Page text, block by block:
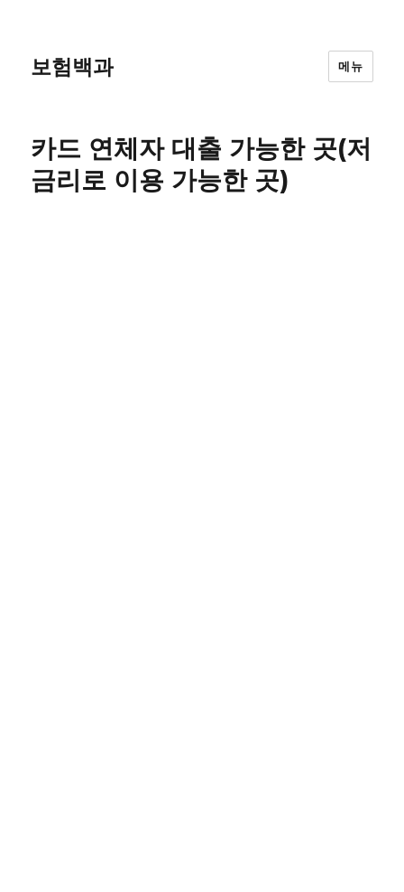
보험백과 메뉴
카드 연체자 대출 가능한 곳(저
금리로 이용 가능한 곳)